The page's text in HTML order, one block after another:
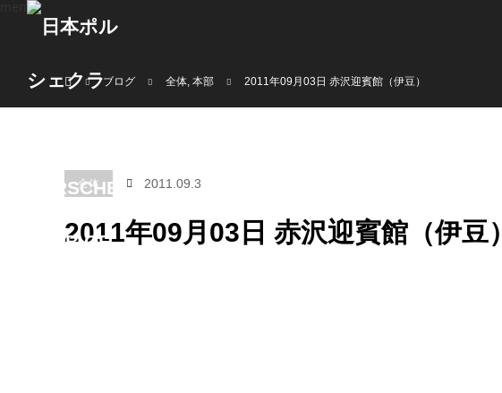
menu
ブログ
全体, 本部 2011年09月03日 赤沢迎賓館（伊豆）
全体 2011.09.3
2011年09月03日 赤沢迎賓館（伊豆）